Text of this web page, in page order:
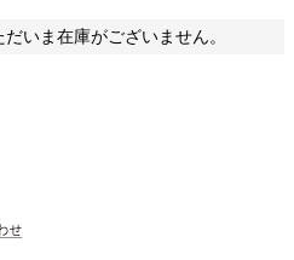
いま在庫がございません。